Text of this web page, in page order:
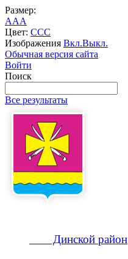
Размер:
AAA
Цвет: CCC
Изображения Вкл.Выкл.
Обычная версия сайта
Войти
Поиск
Все результаты
Динской район